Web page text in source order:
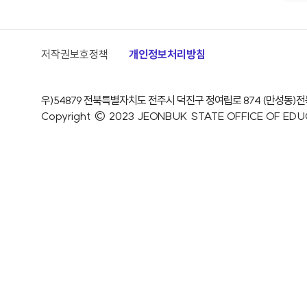
저작권보호정책 개인정보처리방침
우)54879 전북특별자치도 전주시 덕진구 정여립로 874 (만성동)
Copyright © 2023 JEONBUK STATE OFFICE OF